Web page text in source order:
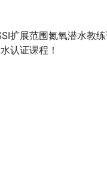
扩展范围氮氧潜水教
认证课程！